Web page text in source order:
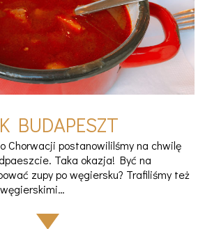
BUDAPESZT
Chorwacji postanowililśmy na chwilę
Taka okazja! Być na
zupy po węgiersku? Trafiliśmy też